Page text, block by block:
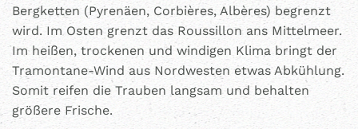
Bergketten (Pyrenäen, Corbières, Albères) begrenzt
wird. Im Osten grenzt das Roussillon ans Mittelmeer.
Im heißen, trockenen und windigen Klima bringt der
Tramontane-Wind aus Nordwesten etwas Abkühlung.
Somit reifen die Trauben langsam und behalten
größere Frische.